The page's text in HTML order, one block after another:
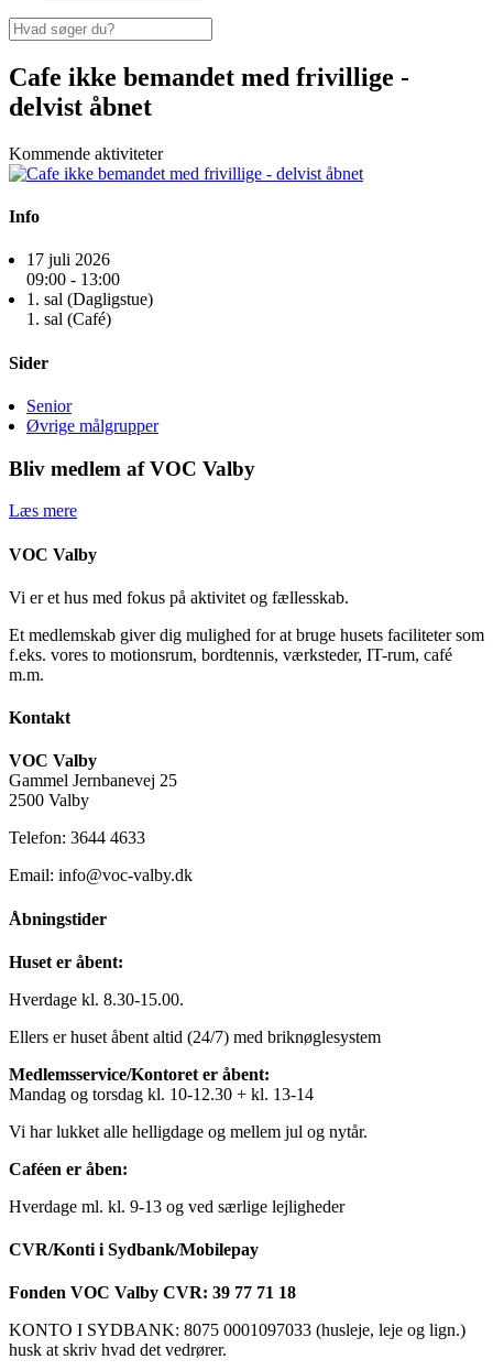
Cafe ikke bemandet med frivillige -
delvist åbnet
Kommende aktiviteter
Info
17 juli 2026
09:00 - 13:00
1. sal (Dagligstue)
1. sal (Café)
Sider
Senior
Øvrige målgrupper
Bliv medlem af VOC Valby
Læs mere
VOC Valby
Vi er et hus med fokus på aktivitet og fællesskab.
Et medlemskab giver dig mulighed for at bruge husets faciliteter som
f.eks. vores to motionsrum, bordtennis, værksteder, IT-rum, café
m.m.
Kontakt
VOC Valby
Gammel Jernbanevej 25
2500 Valby
Telefon: 3644 4633
Email: info@voc-valby.dk
Åbningstider
Huset er åbent:
Hverdage kl. 8.30-15.00.
Ellers er huset åbent altid (24/7) med briknøglesystem
Medlemsservice/Kontoret er åbent:
Mandag og torsdag kl. 10-12.30 + kl. 13-14
Vi har lukket alle helligdage og mellem jul og nytår.
Caféen er åben:
Hverdage ml. kl. 9-13 og ved særlige lejligheder
CVR/Konti i Sydbank/Mobilepay
Fonden VOC Valby CVR: 39 77 71 18
KONTO I SYDBANK: 8075 0001097033 (husleje, leje og lign.)
husk at skriv hvad det vedrører.